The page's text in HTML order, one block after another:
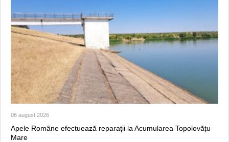
06 august 2026
Apele Române efectuează reparații la Acumularea Topolovățu
Mare